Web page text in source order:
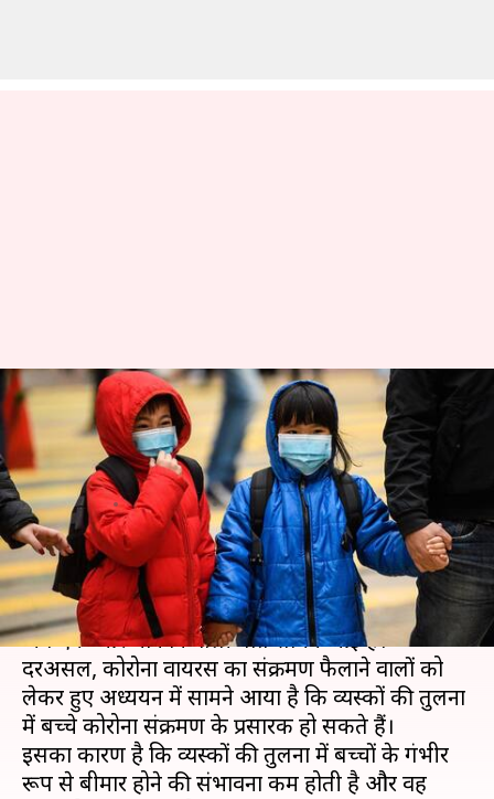
कोरोना वायरस: बिना लक्षण वाले बच्चों
से संक्रमण फैलने का ज्यादा खतरा,
अध्ययन में हुआ खुलासा
लेखन भारत शर्मा Aug 21, 2020 02:29 pm
क्या है खबर?
पूरी दुनिया में हड़कंप मचाने वाले कोरोना वायरस को लेकर
अब एक और चौंकाने वाली बात सामने आई है।
दरअसल, कोरोना वायरस का संक्रमण फैलाने वालों को
लेकर हुए अध्ययन में सामने आया है कि व्यस्कों की तुलना
में बच्चे कोरोना संक्रमण के प्रसारक हो सकते हैं।
इसका कारण है कि व्यस्कों की तुलना में बच्चों के गंभीर
रूप से बीमार होने की संभावना कम होती है और वह